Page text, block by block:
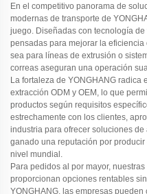
En el competitivo panorama de
modernas de transporte de
juego. Diseñadas con tecnología
pensadas para mejorar la
sea para líneas de extrusión o
correas aseguran una operación
La fortaleza de YONGHANG radica
extracción ODM y OEM, lo que
productos según requisitos
estrechamente con los clientes,
industria para ofrecer soluciones
ganado una reputación por
nivel mundial.
Para pedidos al por mayor,
proporcionan opciones rentables
YONGHANG, las empresas